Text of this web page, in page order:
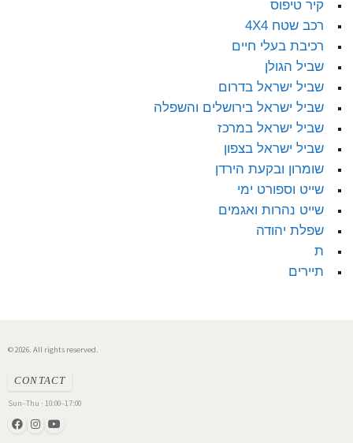
קיר טיפוס
רכב שטח 4X4
רכיבת בעלי חיים
שביל הגולן
שביל ישראל בדרום
שביל ישראל בירושלים והשפלה
שביל ישראל במרכז
שביל ישראל בצפון
שומרון ובקעת הירדן
שייט וספורט ימי
שייט נהרות ואגמים
שפלת יהודה
ת
תיירים
© 2026. All rights reserved.
CONTACT
Sun–Thu · 10:00–17:00